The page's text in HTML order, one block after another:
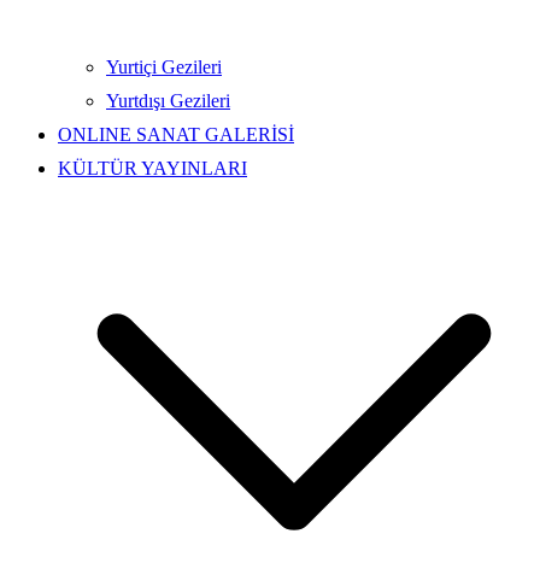
Yurtiçi Gezileri
Yurtdışı Gezileri
ONLINE SANAT GALERİSİ
KÜLTÜR YAYINLARI